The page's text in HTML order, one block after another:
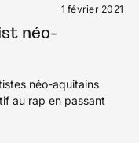
1 février 2021
néo-
néo-aquitains
au rap en passant